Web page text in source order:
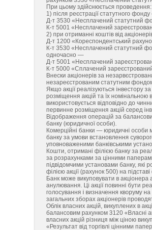
При цьому здійснюється проведення:
1) після реєстрації статутного
Д-т 3530 «Несплачений статутний
К-т 5001 «Несплачений
2) при отриманні коштів від
Д-т 1200 «Кореспондентський
К-т 3530 «Несплачений статутний
одночасно —
Д-т 5001 «Несплачений
К-т 5000 «Сплачений
Внески акціонерів за
незареєстрованим статутним
Якщо акції реалізуються інвестору
розміщення акцій та їх номінальною
використовується відповідно до
первинне розміщення акцій серед
Відображення операцій за
банку (юридичної особи).
Комерційні банки — юридичні особи
банку за умови встановлення
уповноваженими банківськими
Кошти, отримані філією банку за
за розрахунками за цінними
підвідомчими установами банку, які
філією акції (рахунок 500) на
Банк може викуповувати в
анулювання. Ці акції повинні бути
голосування і визначення кворуму на
загальних зборах акціонерів
Облік власних акцій, викуплених в
балансовим рахунком 3120 «Власні
власних акцій різниця між ціною
«Результат від торгівлі цінними